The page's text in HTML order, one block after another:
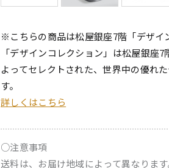
※こちらの商品は松屋銀座7階「デザイ
「デザインコレクション」は松屋銀座
よってセレクトされた、世界中の優れ
す。
詳しくはこちら
○注意事項
送料は、お届け地域によって異なりま